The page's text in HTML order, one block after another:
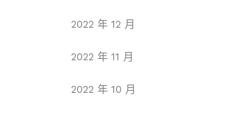
2022 年 12 月
2022 年 11 月
2022 年 10 月